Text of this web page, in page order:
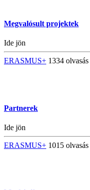
Megvalósult projektek
Ide jön
ERASMUS+ 1334 olvasás
Partnerek
Ide jön
ERASMUS+ 1015 olvasás